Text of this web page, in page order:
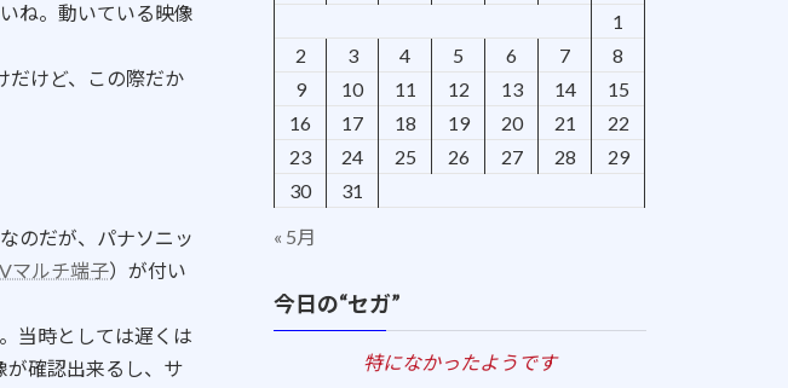
ね。動いている映像
だけど、この際だか
のだが、パナソニッ
マルチ端子）が付い
当時としては遅くは
が確認出来るし、サ
1
2
3 4 5 6 7
8
9
10 11 12 13 14
15
16
17 18 19 20 21
22
23
24 25 26 27 28
29
30
31
« 5月
今日の“セガ”
特になかったようです